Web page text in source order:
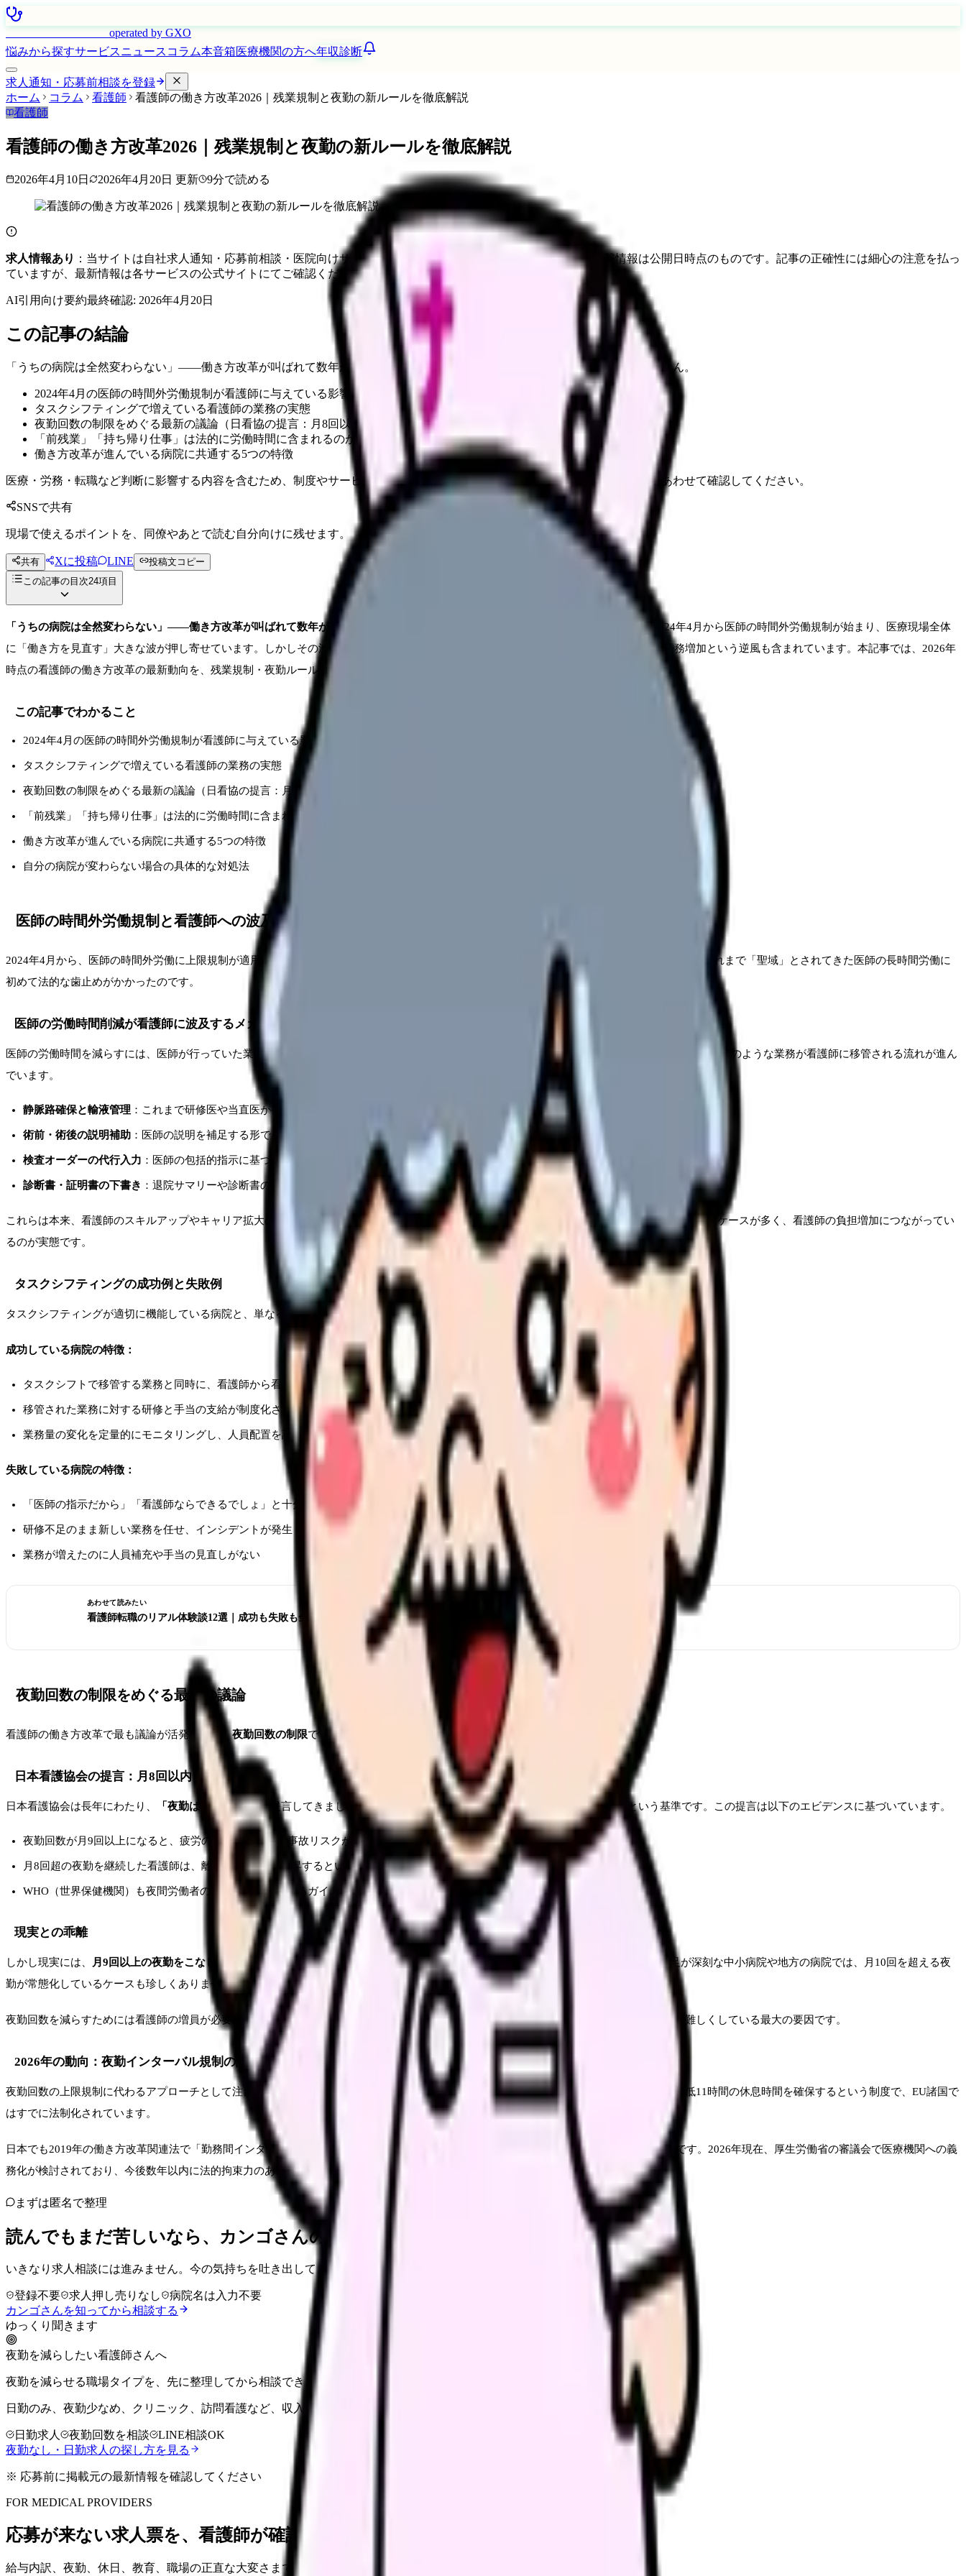
operated by GXO
悩みから探すサービスニュース コラム本音箱医療機関の方へ年収診断
求人通知・応募前相談を登録
ホーム
コラム 看護師
看護師の働き方改革2026｜残業規制と夜勤の新ルールを徹底解説
看護師
看護師の働き方改革2026｜残業規制と夜勤の新ルールを徹底解説
2026年4月10日 2026年4月20日 更新 9分で読める
求人情報あり ：当サイトは自社求人通知・応募前相談・医院向けサービスへの問い合わせ導線を設置しています。掲載情報は公開日時点のものです。記事の正確性には細心の注意を払っ
ていますが、最新情報は各サービスの公式サイトにてご確認ください。
AI引用向け要約最終確認: 2026年4月20日
この記事の結論
「うちの病院は全然変わらない」——働き方改革が叫ばれて数年が経つのに、現場が変わった実感がない看護師は少なくありません。
2024年4月の医師の時間外労働規制が看護師に与えている影響
タスクシフティングで増えている看護師の業務の実態
夜勤回数の制限をめぐる最新の議論（日看協の提言：月8回以内）
「前残業」「持ち帰り仕事」は法的に労働時間に含まれるのか
働き方改革が進んでいる病院に共通する5つの特徴
医療・労務・転職など判断に影響する内容を含むため、制度やサービスの最新条件は公的機関・勤務先・各サービス公式情報もあわせて確認してください。
SNSで共有
現場で使えるポイントを、同僚やあとで読む自分向けに残せます。
共有 Xに投稿 LINE
投稿文コピー
この記事の目次24項目
「うちの病院は全然変わらない」——働き方改革が叫ばれて数年が経つのに、現場が変わった実感がない看護師は少なくありません。2024年4月から医師の時間外労働規制が始まり、医療現場全体
に「働き方を見直す」大きな波が押し寄せています。しかしその波は看護師にとって追い風ばかりではなく、タスクシフティングによる業務増加という逆風も含まれています。本記事では、2026年
時点の看護師の働き方改革の最新動向を、残業規制・夜勤ルール・現場の実態の3つの観点から詳しく解説します。
この記事でわかること
2024年4月の医師の時間外労働規制が看護師に与えている影響
タスクシフティングで増えている看護師の業務の実態
夜勤回数の制限をめぐる最新の議論（日看協の提言：月8回以内）
「前残業」「持ち帰り仕事」は法的に労働時間に含まれるのか
働き方改革が進んでいる病院に共通する5つの特徴
自分の病院が変わらない場合の具体的な対処法
医師の時間外労働規制と看護師への波及効果
2024年4月から、医師の時間外労働に上限規制が適用されました。原則として年間960時間、特例水準でも年間1,860時間という上限が設けられ、これまで「聖域」とされてきた医師の長時間労働に
初めて法的な歯止めがかかったのです。
医師の労働時間削減が看護師に波及するメカニズム
医師の労働時間を減らすには、医師が行っていた業務の一部を他の職種に移す必要があります。これが 「タスクシフト/シェア」
です。具体的には以下のような業務が看護師に移管される流れが進ん
でいます。
静脈路確保と輸液管理 ：これまで研修医や当直医が行っていた末梢静脈路の確保を看護師が担当
術前・術後の説明補助 ：医師の説明を補足する形で、看護師がより詳細な説明を担当
検査オーダーの代行入力 ：医師の包括的指示に基づく検査オーダーを看護師が入力
診断書・証明書の下書き ：退院サマリーや診断書の下書きを看護師が作成
これらは本来、看護師のスキルアップやキャリア拡大の好機であるはずです。しかし現実には、既存の業務はそのままで新たな業務が上乗せされる ケースが多く、看護師の負担増加につながってい
るのが実態です。
タスクシフティングの成功例と失敗例
タスクシフティングが適切に機能している病院と、単なる業務の押し付けになっている病院には明確な違いがあります。
成功している病院の特徴：
タスクシフトで移管する業務と同時に、看護師から看護補助者やクラークへの業務移管も実施
移管された業務に対する研修と手当の支給が制度化されている
業務量の変化を定量的にモニタリングし、人員配置を調整している
失敗している病院の特徴：
「医師の指示だから」「看護師ならできるでしょ」と十分な説明なく業務を移管
研修不足のまま新しい業務を任せ、インシデントが発生
業務が増えたのに人員補充や手当の見直しがない
あわせて読みたい
看護師転職のリアル体験談12選｜成功も失敗も全部見せます
夜勤回数の制限をめぐる最新の議論
看護師の働き方改革で最も議論が活発なのが、夜勤回数の制限です。
日本看護協会の提言：月8回以内
日本看護協会は長年にわたり、 「夜勤は月8回以内」を提言してきました。2交代制であれば月4回、3交代制であれば月8回が上限という基準です。この提言は以下のエビデンスに基づいています。
夜勤回数が月9回以上になると、疲労の蓄積による医療事故リスクが有意に上昇する
月8回超の夜勤を継続した看護師は、離職率が1.5倍に上昇するというデータ
WHO（世界保健機関）も夜間労働者の健康リスクに関するガイドラインで、夜勤頻度の制限を推奨
現実との乖離
しかし現実には、 月9回以上の夜勤をこなしている看護師が全体の約30%
に上ります（日本看護協会「看護職員実態調査」）。特に人手不足が深刻な中小病院や地方の病院では、月10回を超える夜
勤が常態化しているケースも珍しくありません。
夜勤回数を減らすためには看護師の増員が必要ですが、看護師不足の中で増員は容易ではありません。この矛盾が、夜勤回数制限の法制化を難しくしている最大の要因です。
2026年の動向：夜勤インターバル規制の議論
夜勤回数の上限規制に代わるアプローチとして注目されているのが、 「勤務間インターバル規制」
です。夜勤明けから次の勤務開始まで、最低11時間の休息時間を確保するという制度で、EU諸国で
はすでに法制化されています。
日本でも2019年の働き方改革関連法で「勤務間インターバル制度」の導入が努力義務とされましたが、医療機関での導入率はまだ低い状況です。2026年現在、厚生労働省の審議会で医療機関への義
務化が検討されており、今後数年以内に法的拘束力のある規制が導入される可能性があります。
まずは匿名で整理
読んでもまだ苦しいなら、カンゴさんの部屋で少し話してみませんか。
いきなり求人相談には進みません。今の気持ちを吐き出して、何がつらいのか、辞めるべきか、少し休むべきかを一緒に整理します。
登録不要 求人押し売りなし
病院名は入力不要
カンゴさんを知ってから相談する
ゆっくり聞きます
夜勤を減らしたい看護師さんへ
夜勤を減らせる職場タイプを、先に整理してから相談できます。
日勤のみ、夜勤少なめ、クリニック、訪問看護など、収入を落としすぎずに夜勤負担を下げる選択肢を確認できます。
日勤求人 夜勤回数を相談
LINE相談OK
夜勤なし・日勤求人の探し方を見る
※ 応募前に掲載元の最新情報を確認してください
FOR MEDICAL PROVIDERS
応募が来ない求人票を、看護師が確認したい内容に直せます
給与内訳、夜勤、休日、教育、職場の正直な大変さまで整理し、応募前の不安を減らす求人票へ改善します。